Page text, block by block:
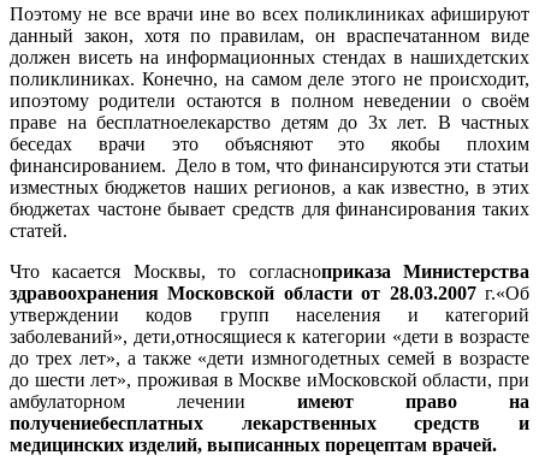
Поэтому не все врачи ине во всех поликлиниках афишируют
данный закон, хотя по правилам, он враспечатанном виде
должен висеть на информационных стендах в нашихдетских
поликлиниках. Конечно, на самом деле этого не происходит,
ипоэтому родители остаются в полном неведении о своём
праве на бесплатноелекарство детям до 3х лет. В частных
беседах врачи это объясняют это якобы плохим
финансированием. Дело в том, что финансируются эти статьи
изместных бюджетов наших регионов, а как известно, в этих
бюджетах частоне бывает средств для финансирования таких
статей.
Что касается Москвы, то согласноприказа Министерства
здравоохранения Московской области от 28.03.2007г.«Об
утверждении кодов групп населения и категорий
заболеваний», дети,относящиеся к категории «дети в возрасте
до трех лет», а также «дети измногодетных семей в возрасте
до шести лет», проживая в Москве иМосковской области, при
амбулаторном лечении имеют право на
получениебесплатных лекарственных средств и
медицинских изделий, выписанных порецептам врачей.